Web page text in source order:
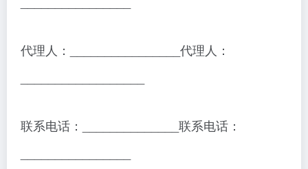
代理人：________________代理人：
联系电话：______________联系电话：